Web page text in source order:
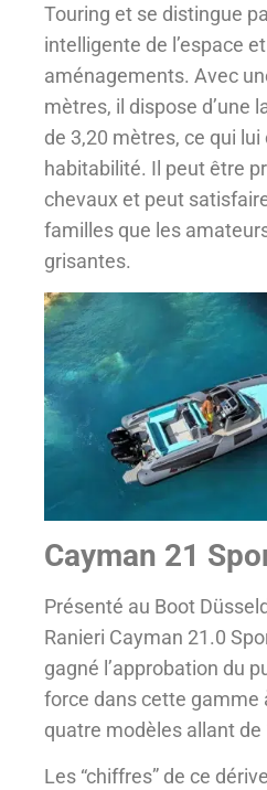
Touring et se distingue
intelligente de l’espace
aménagements. Avec
mètres, il dispose d’une
de 3,20 mètres, ce qui
habitabilité. Il peut être
chevaux et peut
familles que les
grisantes.
Cayman 21
Présenté au Boot
Ranieri Cayman 21.0
gagné l’approbation du
force dans cette gamme
quatre modèles allant de
Les “chiffres” de ce